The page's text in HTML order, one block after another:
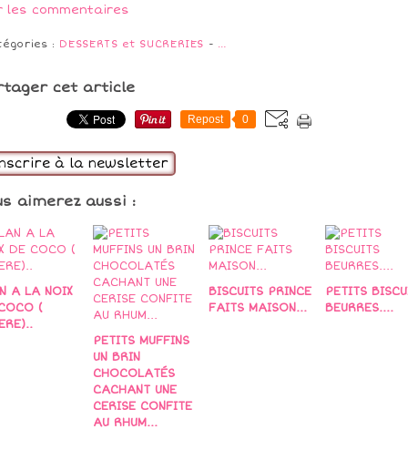
les commentaires
: DESSERTS et SUCRERIES - …
cet article
Repost 0
à la newsletter
aimerez aussi :
A LA NOIX
(
PETITS MUFFINS
UN BRIN
CHOCOLATÉS
CACHANT UNE
CERISE CONFITE
AU RHUM...
BISCUITS PRINCE
FAITS MAISON...
PETITS
BEURRES....